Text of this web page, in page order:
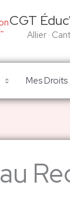
CGT
Allier ·
Mes Droits